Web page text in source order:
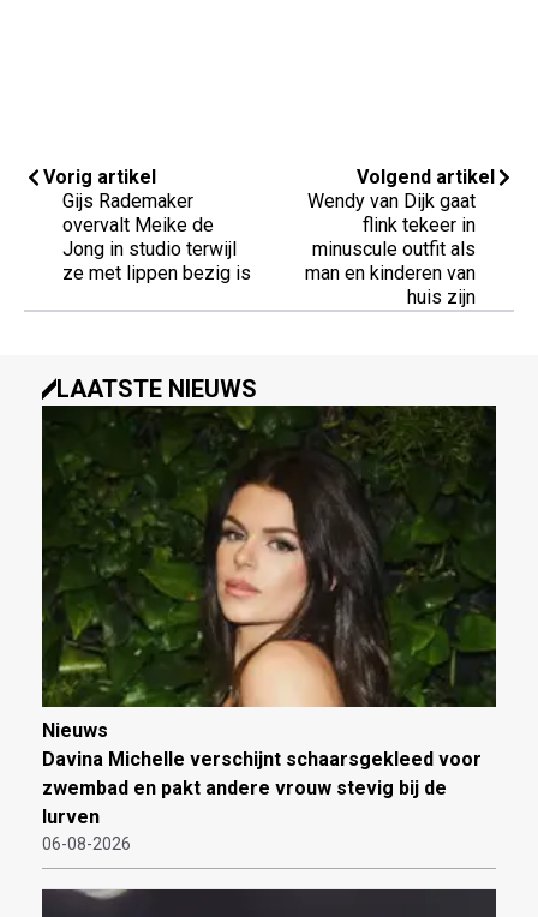
Vorig artikel
Gijs Rademaker
overvalt Meike de
Jong in studio terwijl
ze met lippen bezig is
Volgend artikel
Wendy van Dijk gaat
flink tekeer in
minuscule outfit als
man en kinderen van
huis zijn
LAATSTE NIEUWS
Nieuws
Davina Michelle verschijnt schaarsgekleed voor
zwembad en pakt andere vrouw stevig bij de
lurven
06-08-2026